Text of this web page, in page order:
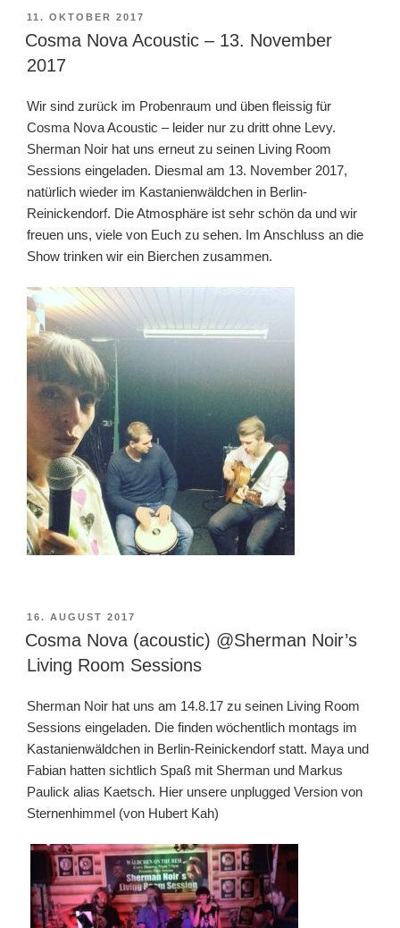
VERÖFFENTLICHT
AM
11. OKTOBER 2017
Cosma Nova Acoustic – 13. November
2017
Wir sind zurück im Probenraum und üben fleissig für
Cosma Nova Acoustic – leider nur zu dritt ohne Levy.
Sherman Noir hat uns erneut zu seinen Living Room
Sessions eingeladen. Diesmal am 13. November 2017,
natürlich wieder im Kastanienwäldchen in Berlin-
Reinickendorf. Die Atmosphäre ist sehr schön da und wir
freuen uns, viele von Euch zu sehen. Im Anschluss an die
Show trinken wir ein Bierchen zusammen.
VERÖFFENTLICHT
AM
16. AUGUST 2017
Cosma Nova (acoustic) @Sherman Noir’s
Living Room Sessions
Sherman Noir hat uns am 14.8.17 zu seinen Living Room
Sessions eingeladen. Die finden wöchentlich montags im
Kastanienwäldchen in Berlin-Reinickendorf statt. Maya und
Fabian hatten sichtlich Spaß mit Sherman und Markus
Paulick alias Kaetsch. Hier unsere unplugged Version von
Sternenhimmel (von Hubert Kah)